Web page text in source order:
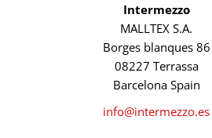
Intermezzo
MALLTEX S.A.
Borges blanques 86
08227 Terrassa
Barcelona Spain
info@intermezzo.es